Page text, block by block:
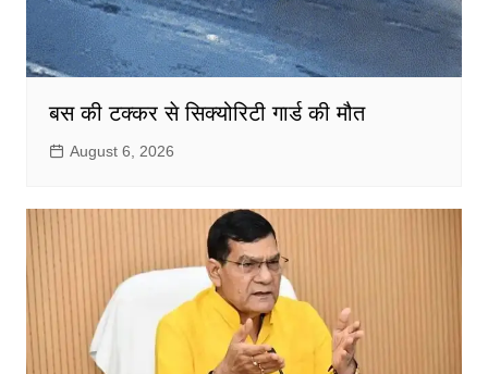
बस की टक्कर से सिक्योरिटी गार्ड की मौत
August 6, 2026